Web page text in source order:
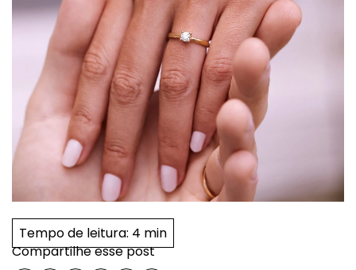
Compartilhe esse post
Tempo de leitura: 4 min